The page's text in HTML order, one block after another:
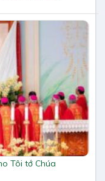
Tôi tớ Chúa